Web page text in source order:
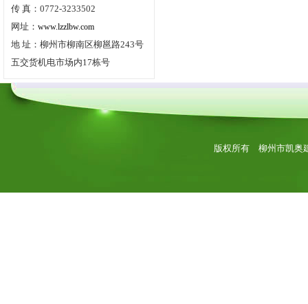
传 真： 0772-3233502
网址： www.lzzlbw.com
地 址：柳州市柳南区柳邕路243号
五交货机电市场内17栋号
版权所有 柳州市凯奥